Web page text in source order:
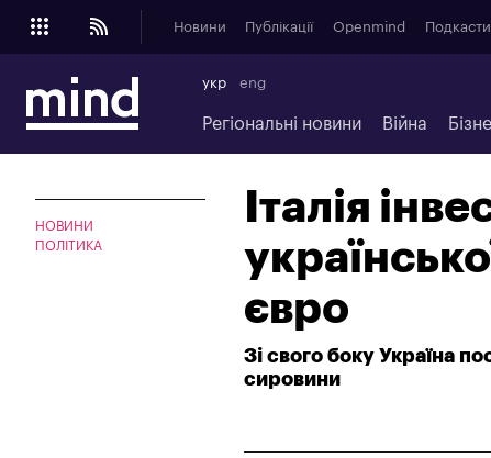
Новини Публікації Openmind Подкасти
укр eng
Регіональні новини Війна
НОВИНИ
ПОЛІТИКА
Італія
євро
Зі свого боку Україна
сировини